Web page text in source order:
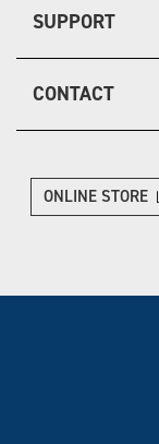
SUPPORT
CONTACT
ONLINE STORE